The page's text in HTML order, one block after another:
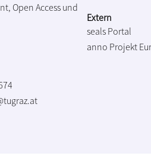
Open Access und
Extern
seals Portal
anno Projekt